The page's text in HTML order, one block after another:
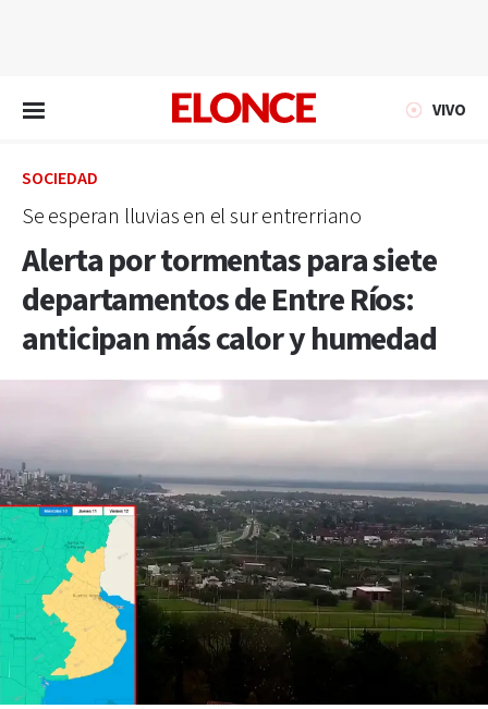
VIVO
SOCIEDAD
Se esperan lluvias en el sur entrerriano
Alerta por tormentas para siete
departamentos de Entre Ríos:
anticipan más calor y humedad